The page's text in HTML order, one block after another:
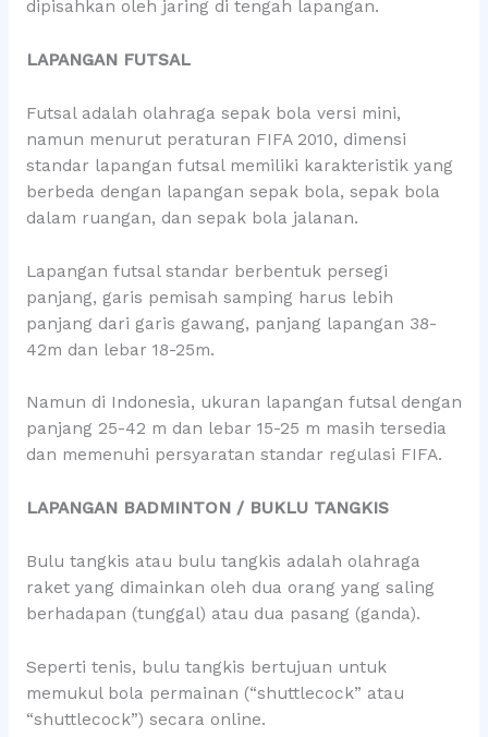
dipisahkan oleh jaring di tengah lapangan.
LAPANGAN FUTSAL
Futsal adalah olahraga sepak bola versi mini,
namun menurut peraturan FIFA 2010, dimensi
standar lapangan futsal memiliki karakteristik yang
berbeda dengan lapangan sepak bola, sepak bola
dalam ruangan, dan sepak bola jalanan.
Lapangan futsal standar berbentuk persegi
panjang, garis pemisah samping harus lebih
panjang dari garis gawang, panjang lapangan 38-
42m dan lebar 18-25m.
Namun di Indonesia, ukuran lapangan futsal dengan
panjang 25-42 m dan lebar 15-25 m masih tersedia
dan memenuhi persyaratan standar regulasi FIFA.
LAPANGAN BADMINTON / BUKLU TANGKIS
Bulu tangkis atau bulu tangkis adalah olahraga
raket yang dimainkan oleh dua orang yang saling
berhadapan (tunggal) atau dua pasang (ganda).
Seperti tenis, bulu tangkis bertujuan untuk
memukul bola permainan (“shuttlecock” atau
“shuttlecock”) secara online.